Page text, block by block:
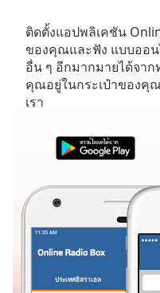
Skip
Forward
Mute
Current
Time0:00
TypeLIVE
Seek to
live,
behind
Remaining
ติดตั้งแอปพลิเคชัน
ของคุณและฟัง แบบออ
อื่น ๆ อีกมากมายได้จา
คุณอยู่ในกระเป๋าของคุ
เรา
ประเทศอิสราเอล